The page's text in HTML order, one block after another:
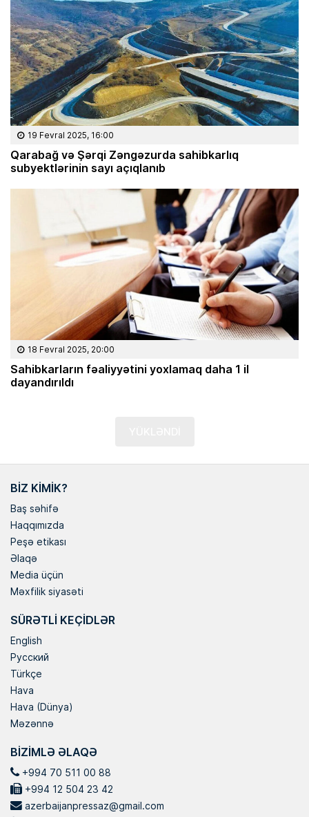
19 Fevral 2025, 16:00
Qarabağ və Şərqi Zəngəzurda sahibkarlıq
subyektlərinin sayı açıqlanıb
18 Fevral 2025, 20:00
Sahibkarların fəaliyyətini yoxlamaq daha 1 il
dayandırıldı
BIZ KIMIK?
Baş səhifə
Haqqımızda
Peşə etikası
Əlaqə
Media üçün
Məxfilik siyasəti
SÜRƏTLI KEÇIDLƏR
English
Русский
Türkçe
Hava
Hava (Dünya)
Məzənnə
BIZIMLƏ ƏLAQƏ
+994 70 511 00 88
+994 12 504 23 42
azerbaijanpressaz@gmail.com